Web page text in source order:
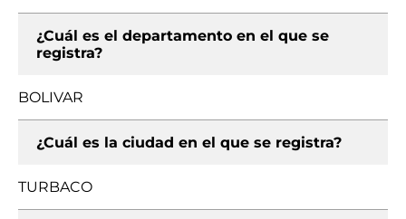
¿Cuál es el departamento en el que se
registra?
BOLIVAR
¿Cuál es la ciudad en el que se registra?
TURBACO